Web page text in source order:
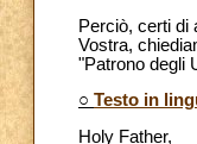
Perciò, certi di
Vostra,
"Patrono degli
○ Testo in
Holy Father,